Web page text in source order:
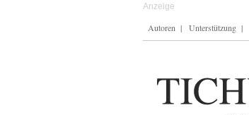
Autoren Unterstützung